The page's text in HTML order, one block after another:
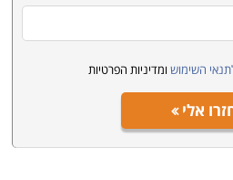
השימוש ומדיניות הפרטיות
אלי